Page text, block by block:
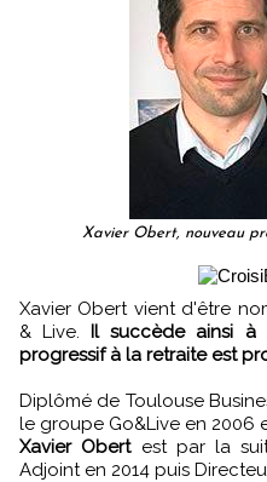
Xavier Obert, nouveau
Xavier Obert vient d'être nommé président du groupe Go
& Live. Il succède ainsi à
progressif à la retraite est
Diplômé de Toulouse
le groupe Go&Live en 2006
Xavier Obertest par la
Adjoint en 2014 puis